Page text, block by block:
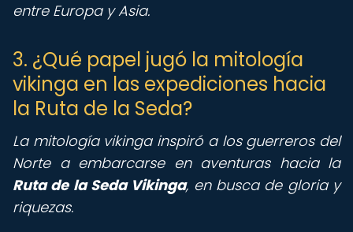
entre Europa y Asia.
3. ¿Qué papel jugó la mitología
vikinga en las expediciones hacia
la Ruta de la Seda?
La mitología vikinga inspiró a los guerreros del
Norte a embarcarse en aventuras hacia la
Ruta de la Seda Vikinga, en busca de gloria y
riquezas.